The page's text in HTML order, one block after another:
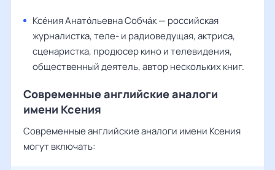
Ксе́ния Анато́льевна Собча́к — российская
журналистка, теле- и радиоведущая, актриса,
сценаристка, продюсер кино и телевидения,
общественный деятель, автор нескольких книг.
Современные английские аналоги
имени Ксения
Современные английские аналоги имени Ксения
могут включать: